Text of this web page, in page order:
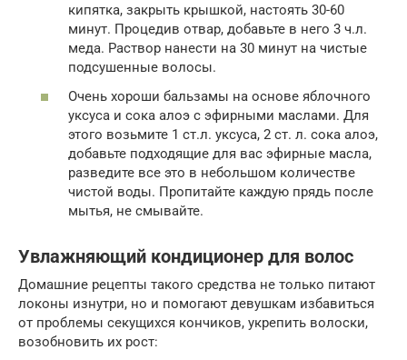
кипятка, закрыть крышкой, настоять 30-60
минут. Процедив отвар, добавьте в него 3 ч.л.
меда. Раствор нанести на 30 минут на чистые
подсушенные волосы.
Очень хороши бальзамы на основе яблочного
уксуса и сока алоэ с эфирными маслами. Для
этого возьмите 1 ст.л. уксуса, 2 ст. л. сока алоэ,
добавьте подходящие для вас эфирные масла,
разведите все это в небольшом количестве
чистой воды. Пропитайте каждую прядь после
мытья, не смывайте.
Увлажняющий кондиционер для волос
Домашние рецепты такого средства не только питают
локоны изнутри, но и помогают девушкам избавиться
от проблемы секущихся кончиков, укрепить волоски,
возобновить их рост: